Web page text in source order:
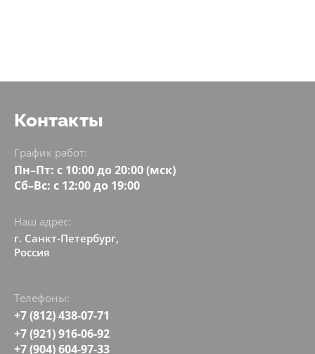
Контакты
График работ:
Пн–Пт: с 10:00 до 20:00 (мск)
Сб–Вс: с 12:00 до 19:00
Наш адрес:
г. Санкт-Петербург,
Россия
+7 (812) 438-07-71
+7 (921) 916-06-92
+7 (904) 604-97-33
Телефоны: